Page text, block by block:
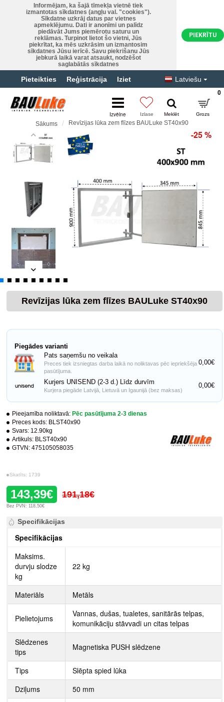
Informējam, ka šajā tīmekļa vietnē tiek
izmantotas sīkdatnes (angļu val. "cookies").
Sīkdatne uzkrāj datus par vietnes
apmeklējumu. Dati ir anonīmi un palīdz
piedāvāt Jums piemērotu saturu un
reklāmas. Turpinot lietot šo vietni, Jūs
piekrītat, ka mēs uzkrāsim un izmantosim
sīkdatnes Jūsu ierīcē. Savu piekrišanu Jūs
jebkurā laikā varat atsaukt, nodzēšot
saglabātās sīkdatnes
PIEKRĪTU
Pieteikties Reģistrācija Iziet Latviešu
0
Sākums Revīzijas lūka zem flīzes BAULuke ST40x90
-25 %
Revīzijas lūka zem flīzes BAULuke ST40x90
Pieejamība noliktavā: Pēc pasūtījuma 2-3 dienas
Preces kods: BLST40x90
Svars: 12.90kg
Artikuls: BLST40x90
GTVN: 475105058035
Skatīts: 1739
143,39€ 191,18€
Bez PVN: 118,50€
Piegādes varianti
Pats saņemšu no veikala
Preces tiek izsniegtas darba laikā no noliktavas pēc iepriekšēja
pasūtījuma.
0,00€
Kurjers UNISEND (2-3 d.) Līdz durvīm
Kurjera piegāde Latvijā, Lietuvā un Igaunijā (bez maksas)
0,00€
Specifikācijas
Specifikācijas
Maksims.
durvju slodze
kg
22 kg
Materiāls Metāls
Pielietojums
Vannas, dušas, tualetes, sanitārās telpas,
komunikāciju stāvvadi un citas telpas
Slēdzenes
tips
Magnetiska PUSH slēdzene
Tips
Slēpta spied lūka
Dziļums
50 mm